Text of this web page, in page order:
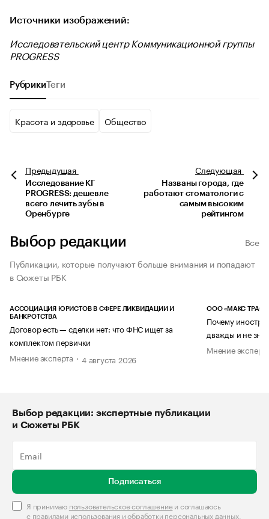
Источники изображений:
Исследовательский центр Коммуникационной группы
PROGRESS
Рубрики Теги
Красота и здоровье Общество
Предыдущая
Исследование КГ
PROGRESS: дешевле
всего лечить зубы в
Оренбурге
Следующая
Названы города, где
работают стоматологи с
самым высоким
рейтингом
Выбор редакции
Все
Публикации, которые получают больше внимания и попадают
в Сюжеты РБК
АССОЦИАЦИЯ ЮРИСТОВ В СФЕРЕ ЛИКВИДАЦИИ И
БАНКРОТСТВА
Договор есть — сделки нет: что ФНС ищет за
комплектом первички
Мнение эксперта
4 августа 2026
ООО «МАКС ТРАСТ»
Почему
дважды и не
Мнение
Выбор редакции: экспертные публикации
и Сюжеты РБК
Подписаться
Я принимаю пользовательское соглашениеи соглашаюсь
с правилами использования и обработки персональных данных.